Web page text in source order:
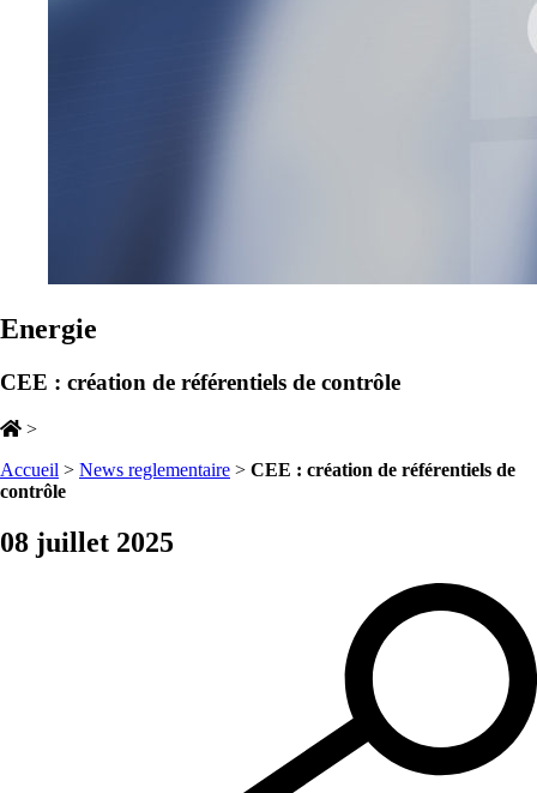
Energie
CEE : création de référentiels de contrôle
>
Accueil > News reglementaire > CEE : création de référentiels de
contrôle
08 juillet 2025